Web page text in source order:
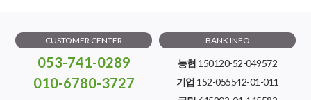
CUSTOMER CENTER
053-741-0289
010-6780-3727
BANK INFO
농협 150120-52-049572
기업 152-055542-01-011